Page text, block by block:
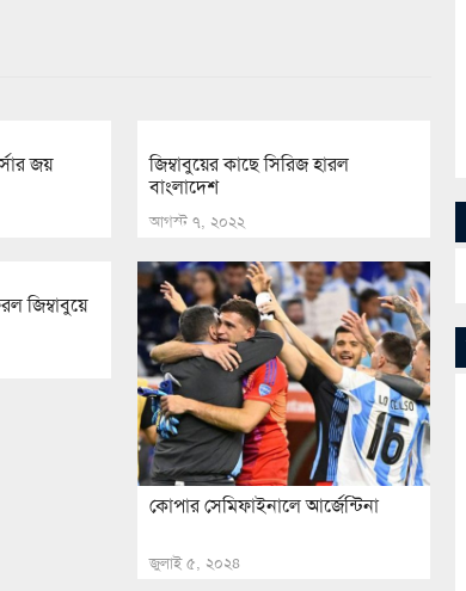
জয়
জিম্বাবুয়ের কাছে সিরিজ হারল
বাংলাদেশ
আগস্ট ৭, ২০২২
জিম্বাবুয়ে
কোপার সেমিফাইনালে আর্জেন্টিনা
জুলাই ৫, ২০২৪